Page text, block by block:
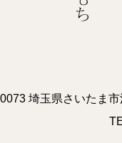
埼玉県さいたま